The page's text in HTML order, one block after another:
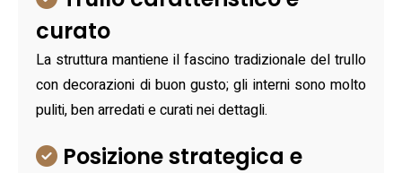
curato
La struttura mantiene il fascino tradizionale del trullo
con decorazioni di buon gusto; gli interni sono molto
puliti, ben arredati e curati nei dettagli.
Posizione strategica e